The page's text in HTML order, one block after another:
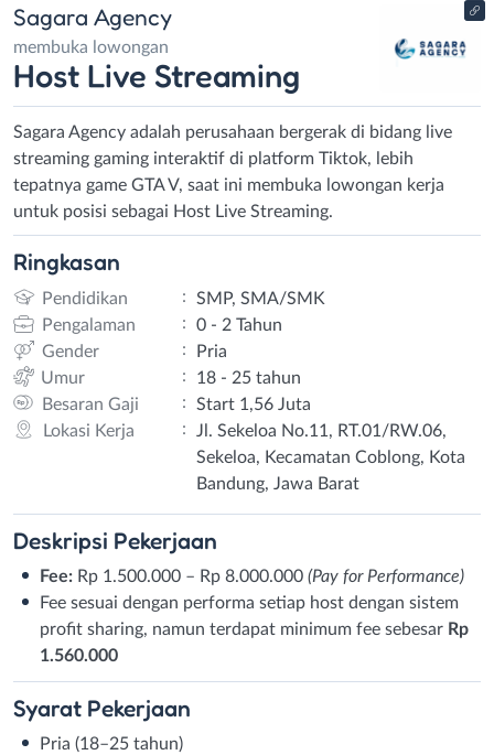
Sagara Agency
membuka lowongan
Host Live Streaming
Sagara Agency adalah perusahaan bergerak di bidang live
streaming gaming interaktif di platform Tiktok, lebih
tepatnya game GTA V, saat ini membuka lowongan kerja
untuk posisi sebagai Host Live Streaming.
Ringkasan
Pendidikan :
SMP, SMA/SMK
Pengalaman
:
0 - 2 Tahun
Gender
:
Pria
Umur
:
18 - 25 tahun
Besaran Gaji
:
Start 1,56 Juta
Lokasi Kerja
:
Jl. Sekeloa No.11, RT.01/RW.06,
Sekeloa, Kecamatan Coblong, Kota
Bandung, Jawa Barat
Deskripsi Pekerjaan
Fee: Rp 1.500.000 – Rp 8.000.000 (Pay for Performance)
Fee sesuai dengan performa setiap host dengan sistem
profit sharing, namun terdapat minimum fee sebesar Rp
1.560.000
Syarat Pekerjaan
Pria (18–25 tahun)